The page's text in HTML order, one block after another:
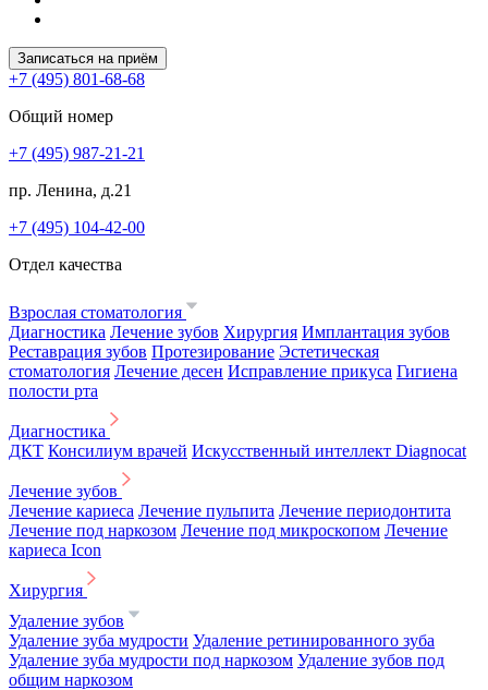
Записаться на приём
+7 (495) 801-68-68
Общий номер
+7 (495) 987-21-21
пр. Ленина, д.21
+7 (495) 104-42-00
Отдел качества
Взрослая стоматология
Диагностика Лечение зубов Хирургия Имплантация зубов
Реставрация зубов Протезирование Эстетическая
стоматология Лечение десен Исправление прикуса Гигиена
полости рта
Диагностика
ДКТ Консилиум врачей Искусственный интеллект Diagnocat
Лечение зубов
Лечение кариеса Лечение пульпита Лечение периодонтита
Лечение под наркозом Лечение под микроскопом Лечение
кариеса Icon
Хирургия
Удаление зубов
Удаление зуба мудрости Удаление ретинированного зуба
Удаление зуба мудрости под наркозом Удаление зубов под
общим наркозом